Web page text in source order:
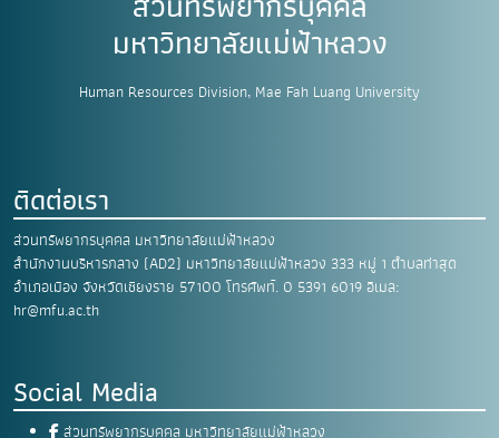
มหาวิทยาลัยแม่ฟ้าหลวง
Human Resources Division, Mae Fah Luang University
ติดต่อเรา
ส่วนทรัพยากรบุคคล มหาวิทยาลัยแม่ฟ้าหลวง
สำนักงานบริหารกลาง (AD2) มหาวิทยาลัยแม่ฟ้าหลวง 333 หมู่ 1 ตำบลท่าสุด
อำเภอเมือง จังหวัดเชียงราย 57100 โทรศัพท์. 0 5391 6019อีเมล:
hr@mfu.ac.th
Social Media
ส่วนทรัพยากรบุคคล มหาวิทยาลัยแม่ฟ้าหลวง